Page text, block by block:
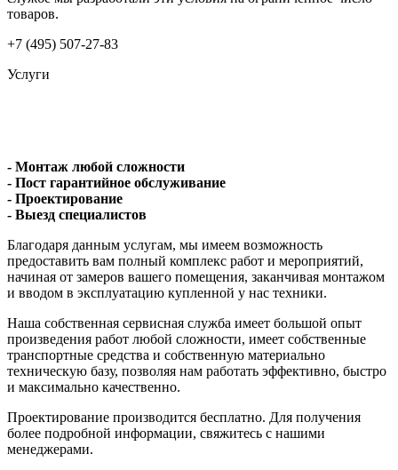
товаров.
+7 (495) 507-27-83
Услуги
- Монтаж любой сложности
- Пост гарантийное обслуживание
- Проектирование
- Выезд специалистов
Благодаря данным услугам, мы имеем возможность
предоставить вам полный комплекс работ и мероприятий,
начиная от замеров вашего помещения, заканчивая монтажом
и вводом в эксплуатацию купленной у нас техники.
Наша собственная сервисная служба имеет большой опыт
произведения работ любой сложности, имеет собственные
транспортные средства и собственную материально
техническую базу, позволяя нам работать эффективно, быстро
и максимально качественно.
Проектирование производится бесплатно. Для получения
более подробной информации, свяжитесь с нашими
менеджерами.